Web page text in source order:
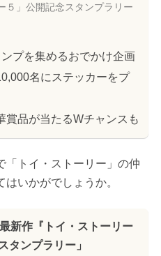
５」公開記念スタンプラリー
プを集めるおでかけ企画
名にステッカーをプ
賞品が当たるWチャンスも
「トイ・ストーリー」の仲
いかがでしょうか。
新作『トイ・ストーリー
タンプラリー」